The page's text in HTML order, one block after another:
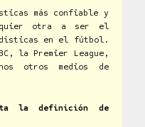
más confiable y
otra a ser el
en el fútbol.
la Premier League,
otros medios de
la definición de